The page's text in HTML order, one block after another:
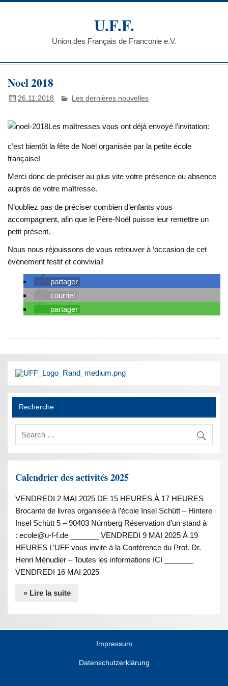
Skip
U.F.F.
Union des Français de Franconie e.V.
Noel 2018
26.11.2018 Les dernières nouvelles
Les maîtresses vous ont déjà envoyé l’invitation:
c’est bientôt la fête de Noël organisée par la petite école
française!
Merci donc de préciser au plus vite votre présence ou absence
auprès de votre maîtresse.
N’oubliez pas de préciser combien d’enfants vous
accompagnent, afin que le Père-Noël puisse leur remettre un
petit présent.
Nous nous réjouissons de vous retrouver à ‘occasion de cet
événement festif et convivial!
partager
courriel
partager
Recherche
Calendrier des activités 2025
VENDREDI 2 MAI 2025 DE 15 HEURES À 17 HEURES
Brocante de livres organisée à l’école Insel Schütt – Hintere
Insel Schütt 5 – 90403 Nürnberg Réservation d’un stand à
: ecole@u-f-f.de _______ VENDREDI 9 MAI 2025 À 19
HEURES L’UFF vous invite à la Conférence du Prof. Dr.
Henri Ménudier – Toutes les informations ICI _______
VENDREDI 16 MAI 2025
» Lire la suite
Impressum
Datenschutzerklärung